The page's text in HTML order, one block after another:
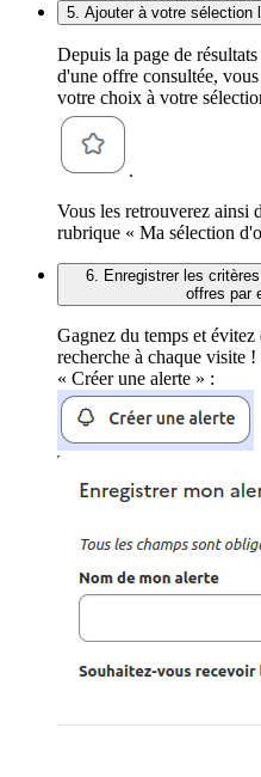
5. Ajouter à votre sélection
Depuis la page de
d'une offre consultée,
votre choix à votre
.
Vous les retrouverez ainsi
rubrique « Ma sélection
6. Enregistrer les
offres par
Gagnez du temps et
recherche à chaque visite
« Créer une alerte » :